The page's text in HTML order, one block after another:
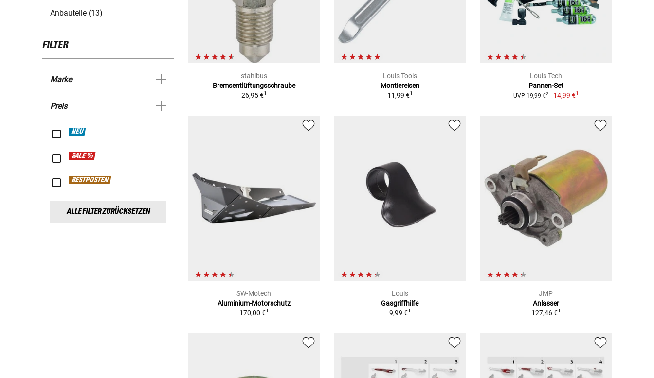
Anbauteile (13)
FILTER
Marke
Preis
NEU
SALE %
RESTPOSTEN
ALLE FILTER ZURÜCKSETZEN
stahlbus
Bremsentlüftungsschraube
26,95 €1
Louis Tools
Montiereisen
11,99 €1
Louis Tech
Pannen-Set
UVP 19,99 €2 14,99 €1
SW-Motech
Aluminium-Motorschutz
170,00 €1
Louis
Gasgriffhilfe
9,99 €1
JMP
Anlasser
127,46 €1